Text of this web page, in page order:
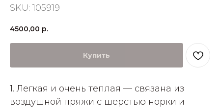
SKU: 105919
4500,00 р.
Купить
1. Легкая и очень теплая — связана из
воздушной пряжи с шерстью норки и